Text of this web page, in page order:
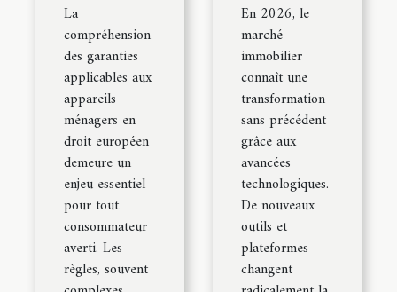
La
compréhension
des garanties
applicables aux
appareils
ménagers en
droit européen
demeure un
enjeu essentiel
pour tout
consommateur
averti. Les
règles, souvent
En 2026, le
marché
immobilier
connaît une
transformation
sans précédent
grâce aux
avancées
technologiques.
De nouveaux
outils et
plateformes
changent